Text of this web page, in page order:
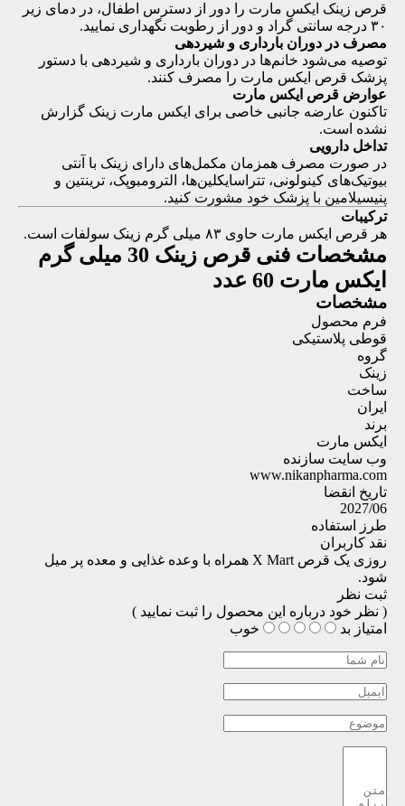
قرص زینک ایکس مارت را دور از دسترس اطفال، در دمای زیر
۳۰ درجه سانتی گراد و دور از رطوبت نگهداری نمایید.
مصرف در دوران بارداری و شیردهی
توصیه می‌شود خانم‌ها در دوران بارداری و شیردهی با دستور
پزشک قرص ایکس مارت را مصرف کنند.
عوارض قرص ایکس مارت
تاکنون عارضه جانبی خاصی برای ایکس مارت زینک گزارش
نشده است.
تداخل دارویی
در صورت مصرف همزمان مکمل‌های دارای زینک با آنتی
بیوتیک‌های کینولونی، تتراسایکلین‌ها، الترومبوپک، ترینتین و
پنیسیلامین با پزشک خود مشورت کنید.
ترکیبات
هر قرص ایکس مارت حاوی ۸۳ میلی گرم زینک سولفات است.
مشخصات فنی
قرص زینک 30 میلی گرم
ایکس مارت 60 عدد
مشخصات
فرم محصول
قوطی پلاستیکی
گروه
زینک
ساخت
ایران
برند
ایکس مارت
وب سایت سازنده
www.nikanpharma.com
تاریخ انقضا
2027/06
طرز استفاده
نقد کاربران
روزی یک قرص X Mart همراه با وعده غذایی و معده پر میل
شود.
ثبت نظر
( نظر خود درباره این محصول را ثبت نمایید )
امتیاز بد خوب